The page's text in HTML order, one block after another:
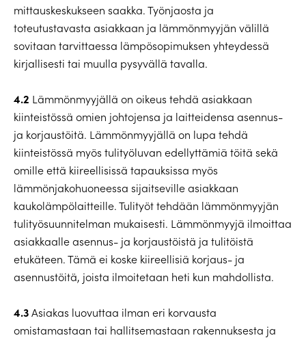
mittauskeskukseen saakka. Työnjaosta ja
toteutustavasta asiakkaan ja lämmönmyyjän välillä
sovitaan tarvittaessa lämpösopimuksen yhteydessä
kirjallisesti tai muulla pysyvällä tavalla.
4.2 Lämmönmyyjällä on oikeus tehdä asiakkaan
kiinteistössä omien johtojensa ja laitteidensa asennus-
ja korjaustöitä. Lämmönmyyjällä on lupa tehdä
kiinteistössä myös tulityöluvan edellyttämiä töitä sekä
omille että kiireellisissä tapauksissa myös
lämmönjakohuoneessa sijaitseville asiakkaan
kaukolämpölaitteille. Tulityöt tehdään lämmönmyyjän
tulityösuunnitelman mukaisesti. Lämmönmyyjä ilmoittaa
asiakkaalle asennus- ja korjaustöistä ja tulitöistä
etukäteen. Tämä ei koske kiireellisiä korjaus- ja
asennustöitä, joista ilmoitetaan heti kun mahdollista.
4.3Asiakas luovuttaa ilman eri korvausta
omistamastaan tai hallitsemastaan rakennuksesta ja